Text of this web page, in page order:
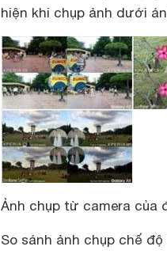
hiện khi chụp ảnh dưới
Ảnh chụp từ camera của
So sánh ảnh chụp chế